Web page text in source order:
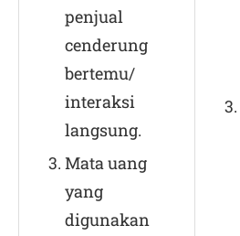
penjual
cenderung
bertemu/
interaksi
langsung.
Mata uang
yang
digunakan